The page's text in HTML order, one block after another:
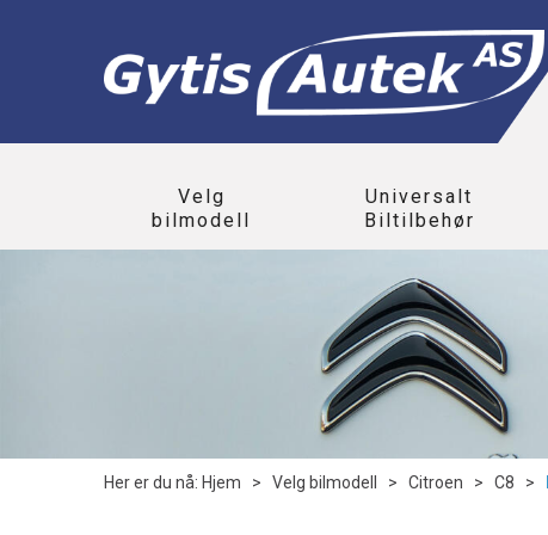
Velg
bilmodell
Universalt
Biltilbehør
Her er du nå: Hjem > Velg bilmodell > Citroen > C8 >